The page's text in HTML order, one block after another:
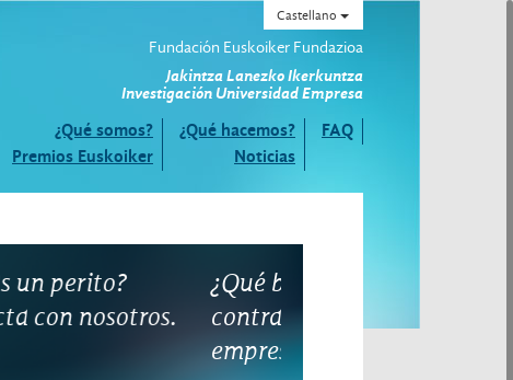
Castellano
Fundación Euskoiker Fundazioa
Jakintza Lanezko Ikerkuntza
Investigación Universidad Empresa
¿Qué somos?
Premios Euskoiker
¿Qué hacemos?
Noticias
FAQ
¿Qué beneficios tiene
contratar proyectos con
proyectos con la
Universidad?